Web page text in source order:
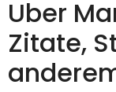
Uber
Zitate,